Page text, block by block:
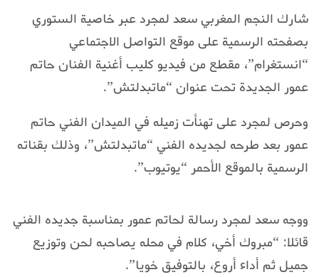
شارك النجم المغربي سعد لمجرد عبر خاصية الستوري
بصفحته الرسمية على موقع التواصل الاجتماعي
“انستغرام”، مقطع من فيديو كليب أغنية الفنان حاتم
عمور الجديدة تحت عنوان “ماتبدلتش”.
وحرص لمجرد على تهنأت زميله في الميدان الفني حاتم
عمور بعد طرحه لجديده الفني “ماتبدلتش”، وذلك بقناته
الرسمية بالموقع الأحمر “يوتيوب”.
ووجه سعد لمجرد رسالة لحاتم عمور بمناسبة جديده الفني
قائلا: “مبروك أخي، كلام في محله يصاحبه لحن وتوزيع
جميل ثم أداء أروع، بالتوفيق خويا”.